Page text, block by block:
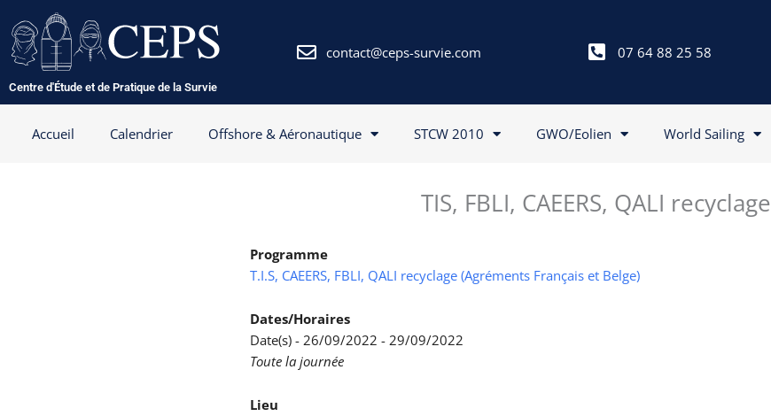
au
contenu
Centre d'Étude et de Pratique de la Survie
contact@ceps-survie.com 07 64 88 25 58
Accueil Calendrier Offshore & Aéronautique STCW 2010 GWO/Eolien World Sailing
TIS, FBLI, CAEERS, QALI recyclage
Programme
T.I.S, CAEERS, FBLI, QALI recyclage (Agréments Français et Belge)
Dates/Horaires
Date(s) - 26/09/2022 - 29/09/2022
Toute la journée
Lieu